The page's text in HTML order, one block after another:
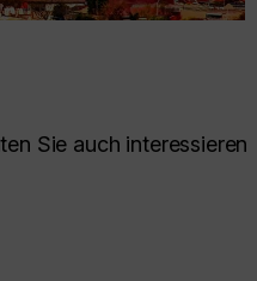
Sie auch interessieren